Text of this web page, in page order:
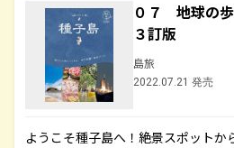
０７ 地球の
３訂版
島旅
2022.07.21 発売
ようこそ種子島へ！絶景スポットか